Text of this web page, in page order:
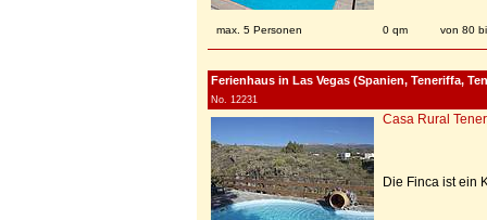
max. 5 Personen 0 qm von 80
Ferienhaus in Las Vegas (Spanien, Teneriffa,
No. 12231
Casa Rural
Die Finca ist ein